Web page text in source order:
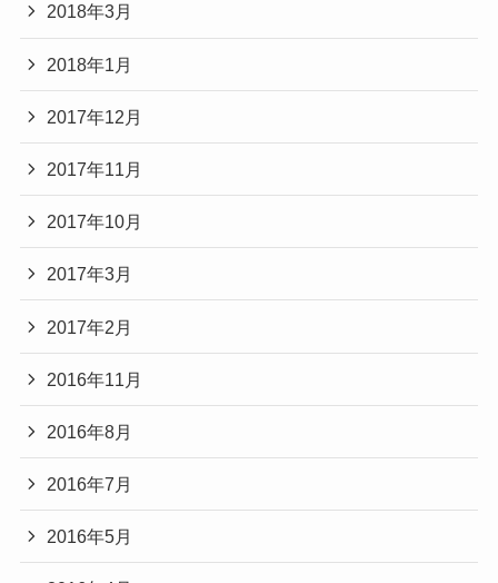
2018年3月
2018年1月
2017年12月
2017年11月
2017年10月
2017年3月
2017年2月
2016年11月
2016年8月
2016年7月
2016年5月